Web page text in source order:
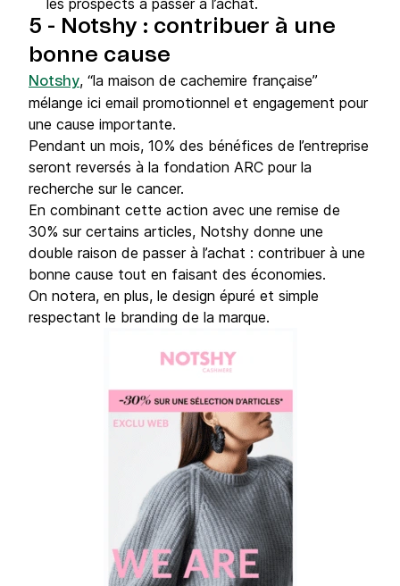
les prospects à passer à l’achat.
5 - Notshy : contribuer à une
bonne cause
Notshy, “la maison de cachemire française”
mélange ici email promotionnel et engagement pour
une cause importante.
Pendant un mois, 10% des bénéfices de l’entreprise
seront reversés à la fondation ARC pour la
recherche sur le cancer.
En combinant cette action avec une remise de
30% sur certains articles, Notshy donne une
double raison de passer à l’achat : contribuer à une
bonne cause tout en faisant des économies.
On notera, en plus, le design épuré et simple
respectant le branding de la marque.